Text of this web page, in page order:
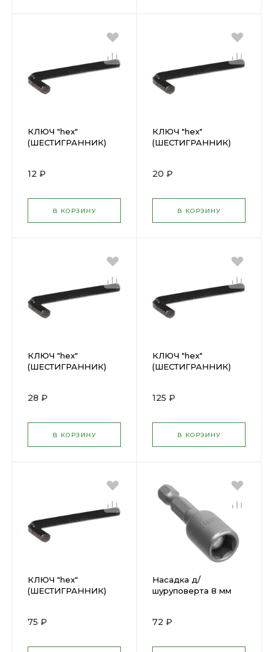
КЛЮЧ "hex"
(ШЕСТИГРАННИК)
12 ₽
В КОРЗИНУ
КЛЮЧ "hex"
(ШЕСТИГРАННИК)
20 ₽
В КОРЗИНУ
КЛЮЧ "hex"
(ШЕСТИГРАННИК)
28 ₽
В КОРЗИНУ
КЛЮЧ "hex"
(ШЕСТИГРАННИК)
125 ₽
В КОРЗИНУ
КЛЮЧ "hex"
(ШЕСТИГРАННИК)
75 ₽
Насадка д/
шуруповерта 8 мм
72 ₽